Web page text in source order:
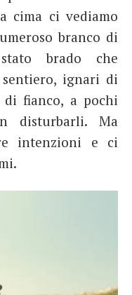
cima ci vediamo
branco di
brado che
ignari di
fianco, a pochi
disturbarli. Ma
intenzioni e ci